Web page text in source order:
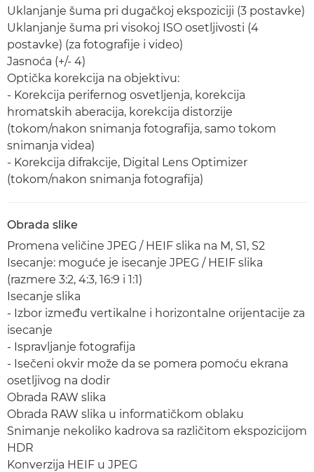
Uklanjanje šuma pri dugačkoj ekspoziciji (3 postavke)
Uklanjanje šuma pri visokoj ISO osetljivosti (4
postavke) (za fotografije i video)
Jasnoća (+/- 4)
Optička korekcija na objektivu:
- Korekcija perifernog osvetljenja, korekcija
hromatskih aberacija, korekcija distorzije
(tokom/nakon snimanja fotografija, samo tokom
snimanja videa)
- Korekcija difrakcije, Digital Lens Optimizer
(tokom/nakon snimanja fotografija)
Obrada slike
Promena veličine JPEG / HEIF slika na M, S1, S2
Isecanje: moguće je isecanje JPEG / HEIF slika
(razmere 3:2, 4:3, 16:9 i 1:1)
Isecanje slika
- Izbor između vertikalne i horizontalne orijentacije za
isecanje
- Ispravljanje fotografija
- Isečeni okvir može da se pomera pomoću ekrana
osetljivog na dodir
Obrada RAW slika
Obrada RAW slika u informatičkom oblaku
Snimanje nekoliko kadrova sa različitom ekspozicijom
HDR
Konverzija HEIF u JPEG